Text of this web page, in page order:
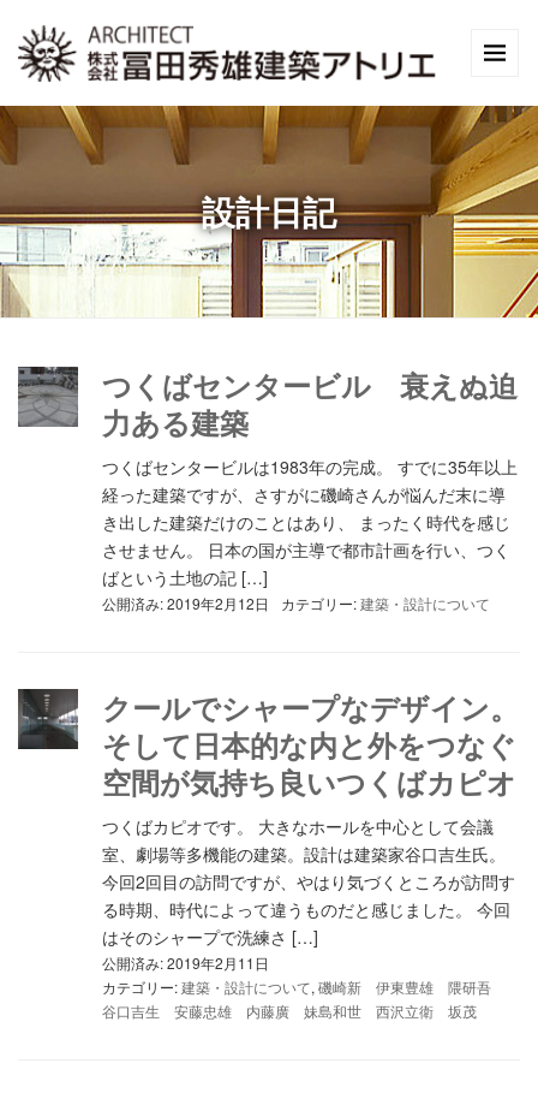
設計日記
つくばセンタービル 衰えぬ迫
力ある建築
つくばセンタービルは1983年の完成。 すでに35年以上
経った建築ですが、さすがに磯崎さんが悩んだ末に導
き出した建築だけのことはあり、 まったく時代を感じ
させません。 日本の国が主導で都市計画を行い、つく
ばという土地の記 […]
公開済み: 2019年2月12日 カテゴリー:建築・設計について
クールでシャープなデザイン。
そして日本的な内と外をつなぐ
空間が気持ち良いつくばカピオ
つくばカピオです。 大きなホールを中心として会議
室、劇場等多機能の建築。設計は建築家谷口吉生氏。
今回2回目の訪問ですが、やはり気づくところが訪問す
る時期、時代によって違うものだと感じました。 今回
はそのシャープで洗練さ […]
公開済み: 2019年2月11日
カテゴリー:建築・設計について, 磯崎新 伊東豊雄 隈研吾
谷口吉生 安藤忠雄 内藤廣 妹島和世 西沢立衛 坂茂